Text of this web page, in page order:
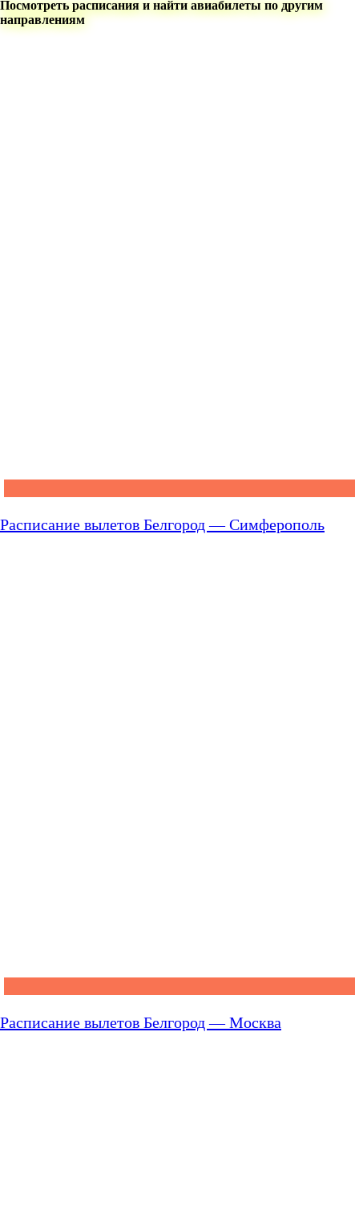
Посмотреть расписания и найти авиабилеты по другим
направлениям
Расписание вылетов Белгород — Симферополь
Расписание вылетов Белгород — Москва